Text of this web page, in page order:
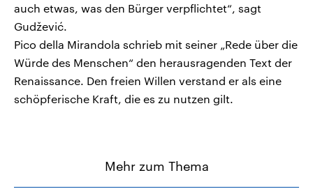
auch etwas, was den Bürger verpflichtet“, sagt
Gudžević.
Pico della Mirandola schrieb mit seiner „Rede über die
Würde des Menschen“ den herausragenden Text der
Renaissance. Den freien Willen verstand er als eine
schöpferische Kraft, die es zu nutzen gilt.
Mehr zum Thema